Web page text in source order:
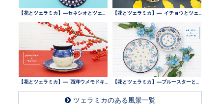
ツェラミカのある風景一覧